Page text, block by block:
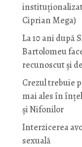
Ciprian Mega)
La 10 ani după
Bartolomeu
recunoscut și
Crezul trebuie
mai ales în
și Nifonilor
Interzicerea
sexuală